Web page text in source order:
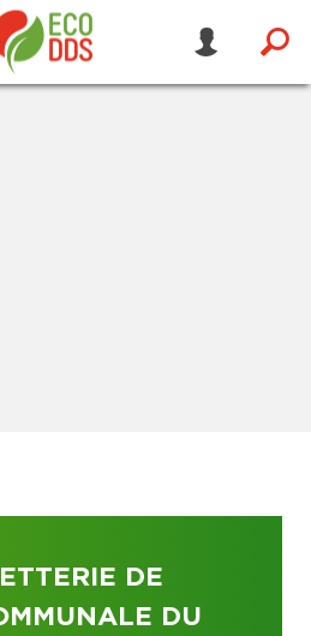
DE
DU